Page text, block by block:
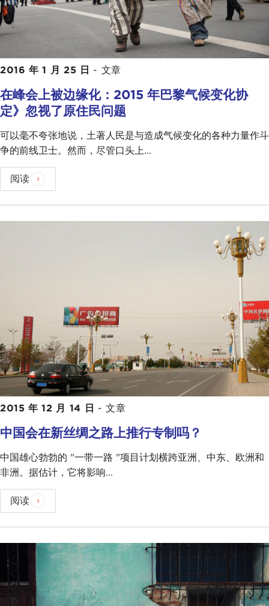
2016 年 1 月 25 日 - 文章
在峰会上被边缘化：2015 年巴黎气候变化协
定》忽视了原住民问题
可以毫不夸张地说，土著人民是与造成气候变化的各种力量作斗
争的前线卫士。然而，尽管口头上...
阅读
2015 年 12 月 14 日 - 文章
中国会在新丝绸之路上推行专制吗？
中国雄心勃勃的 "一带一路 "项目计划横跨亚洲、中东、欧洲和
非洲。据估计，它将影响...
阅读